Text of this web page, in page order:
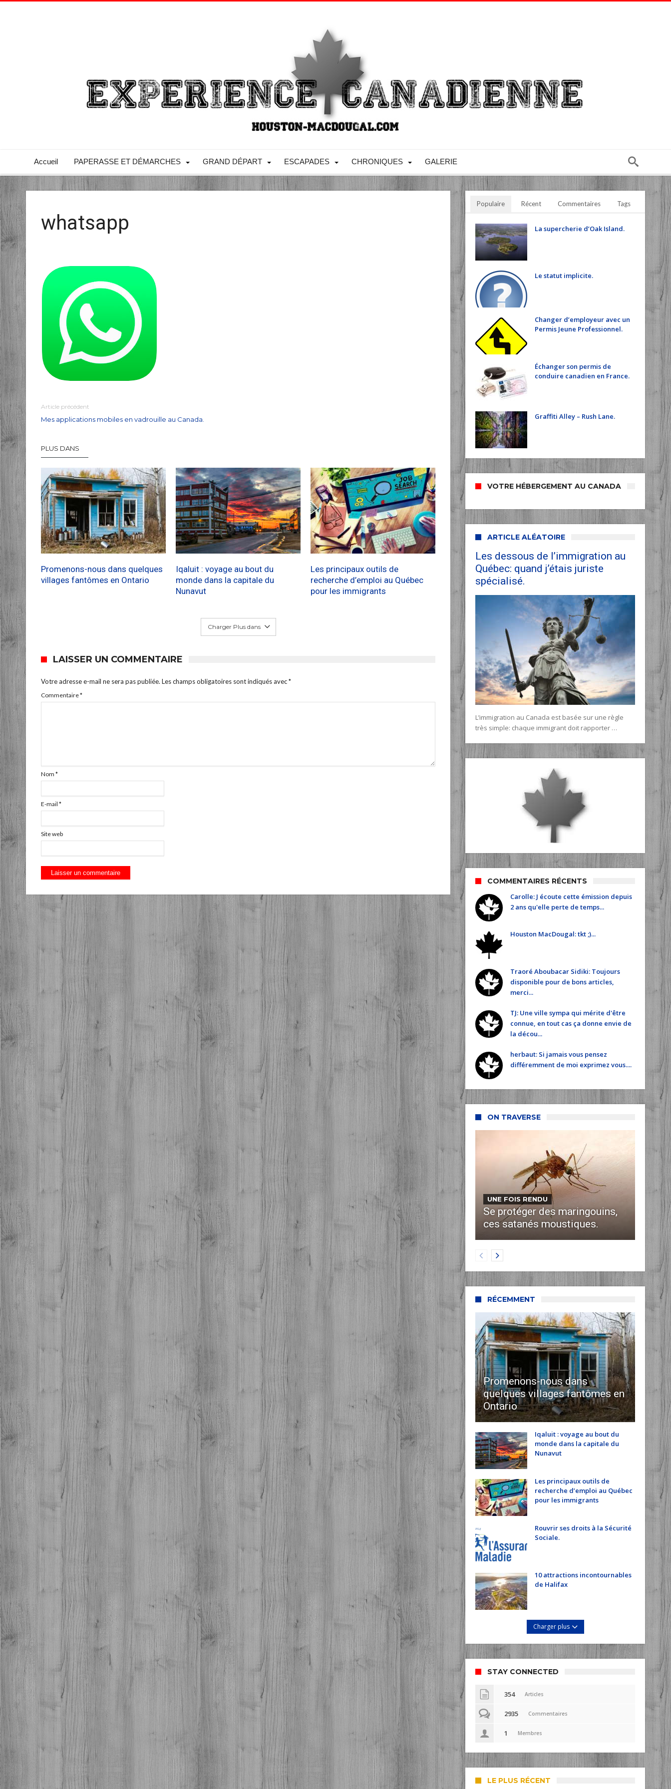
Accueil PAPERASSE ET DÉMARCHES GRAND DÉPART ESCAPADES CHRONIQUES GALERIE
whatsapp
Article précédent
Mes applications mobiles en vadrouille au Canada.
PLUS DANS
Promenons-nous dans quelques
villages fantômes en Ontario
Iqaluit : voyage au bout du
monde dans la capitale du
Nunavut
Les principaux outils de
recherche d’emploi au Québec
pour les immigrants
Charger Plus dans
LAISSER UN COMMENTAIRE
Votre adresse e-mail ne sera pas publiée. Les champs obligatoires sont indiqués avec*
Commentaire*
Nom *
E-mail *
Site web
Populaire Récent Commentaires Tags
La supercherie d’Oak Island.
Le statut implicite.
Changer d’employeur avec un
Permis Jeune Professionnel.
Échanger son permis de
conduire canadien en France.
Graffiti Alley – Rush Lane.
VOTRE HÉBERGEMENT AU CANADA
ARTICLE ALÉATOIRE
Les dessous de l’immigration au
Québec: quand j’étais juriste
spécialisé.
L’immigration au Canada est basée sur une règle
très simple: chaque immigrant doit rapporter …
COMMENTAIRES RÉCENTS
Carolle: J écoute cette émission depuis
2 ans qu'elle perte de temps...
Houston MacDougal: tkt ;)...
Traoré Aboubacar Sidiki: Toujours
disponible pour de bons articles,
merci...
TJ: Une ville sympa qui mérite d'être
connue, en tout cas ça donne envie de
la décou...
herbaut: Si jamais vous pensez
différemment de moi exprimez vous....
ON TRAVERSE
UNE FOIS RENDU
Se protéger des maringouins,
ces satanés moustiques.
RÉCEMMENT
Promenons-nous dans
quelques villages fantômes en
Ontario
Iqaluit : voyage au bout du
monde dans la capitale du
Nunavut
Les principaux outils de
recherche d’emploi au Québec
pour les immigrants
Rouvrir ses droits à la Sécurité
Sociale.
10 attractions incontournables
de Halifax
Charger plus
STAY CONNECTED
354 Articles
2935 Commentaires
1 Membres
LE PLUS RÉCENT